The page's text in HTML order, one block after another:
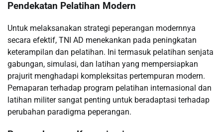
Pendekatan Pelatihan Modern
Untuk melaksanakan strategi peperangan modernnya
secara efektif, TNI AD menekankan pada peningkatan
keterampilan dan pelatihan. Ini termasuk pelatihan senjata
gabungan, simulasi, dan latihan yang mempersiapkan
prajurit menghadapi kompleksitas pertempuran modern.
Pemaparan terhadap program pelatihan internasional dan
latihan militer sangat penting untuk beradaptasi terhadap
perubahan paradigma peperangan.